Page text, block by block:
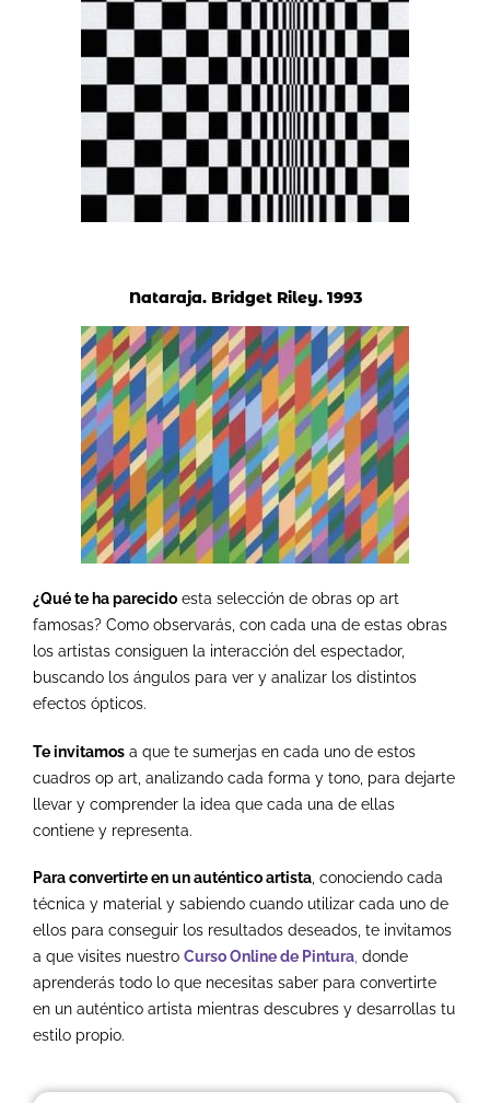
Nataraja. Bridget Riley. 1993
¿Qué te ha parecido esta selección de obras op art
famosas? Como observarás, con cada una de estas obras
los artistas consiguen la interacción del espectador,
buscando los ángulos para ver y analizar los distintos
efectos ópticos.
Te invitamos a que te sumerjas en cada uno de estos
cuadros op art, analizando cada forma y tono, para dejarte
llevar y comprender la idea que cada una de ellas
contiene y representa.
Para convertirte en un auténtico artista, conociendo cada
técnica y material y sabiendo cuando utilizar cada uno de
ellos para conseguir los resultados deseados, te invitamos
a que visites nuestro Curso Online de Pintura, donde
aprenderás todo lo que necesitas saber para convertirte
en un auténtico artista mientras descubres y desarrollas tu
estilo propio.